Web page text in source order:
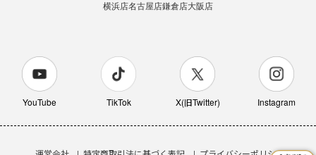
横浜店名古屋店鎌倉店大阪店
YouTube TikTok X(旧Twitter) Instagram